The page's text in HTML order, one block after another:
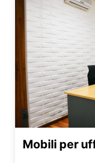
Mobili per